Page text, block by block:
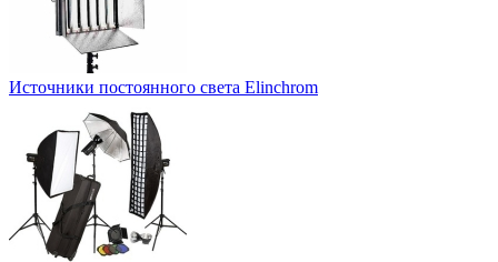
Источники постоянного света Elinchrom